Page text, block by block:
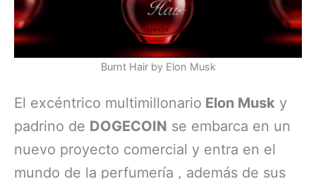
Burnt Hair by Elon Musk
El excéntrico multimillonario Elon Musk y
padrino de DOGECOIN se embarca en un
nuevo proyecto comercial y entra en el
mundo de la perfumería , además de sus